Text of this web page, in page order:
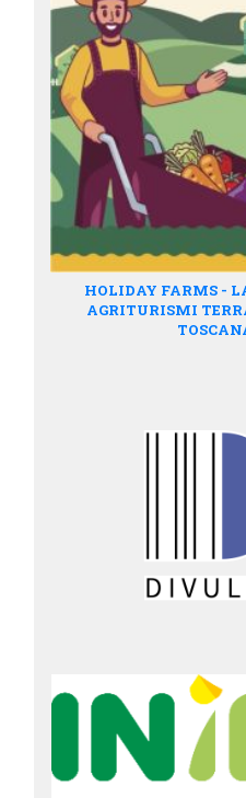
HOLIDAY FARMS -
AGRITURISMI